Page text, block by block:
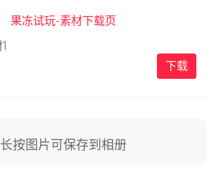
果冻试玩-素材下载页
下载
长按图片可保存到相册